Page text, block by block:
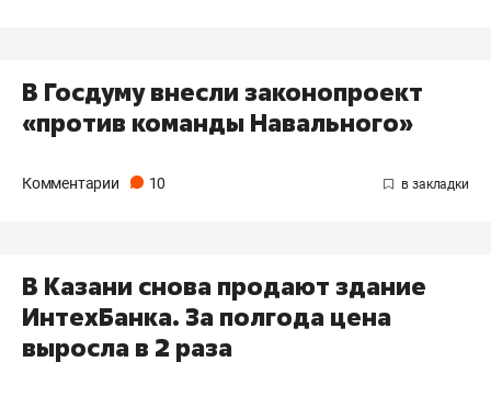
В Госдуму внесли законопроект
«против команды Навального»
Комментарии 10
В Казани снова продают здание
ИнтехБанка. За полгода цена
выросла в 2 раза